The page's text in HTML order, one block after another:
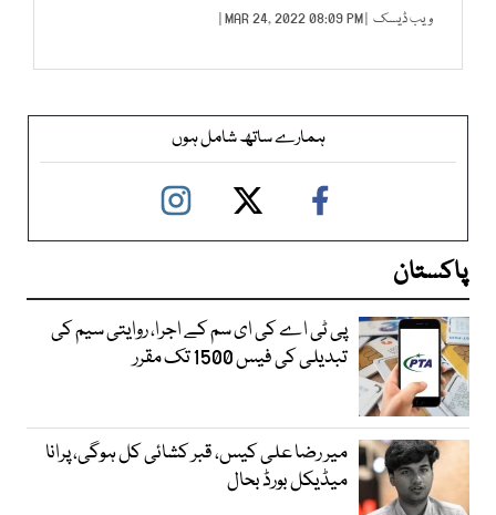
ویب ڈیسک | MAR 24, 2022 08:09 PM |
ہمارے ساتھ شامل ہوں
پاکستان
پی ٹی اے کی ای سم کے اجرا، روایتی سیم کی
تبدیلی کی فیس 1500 تک مقرر
میر رضا علی کیس، قبر کشائی کل ہوگی، پرانا
میڈیکل بورڈ بحال